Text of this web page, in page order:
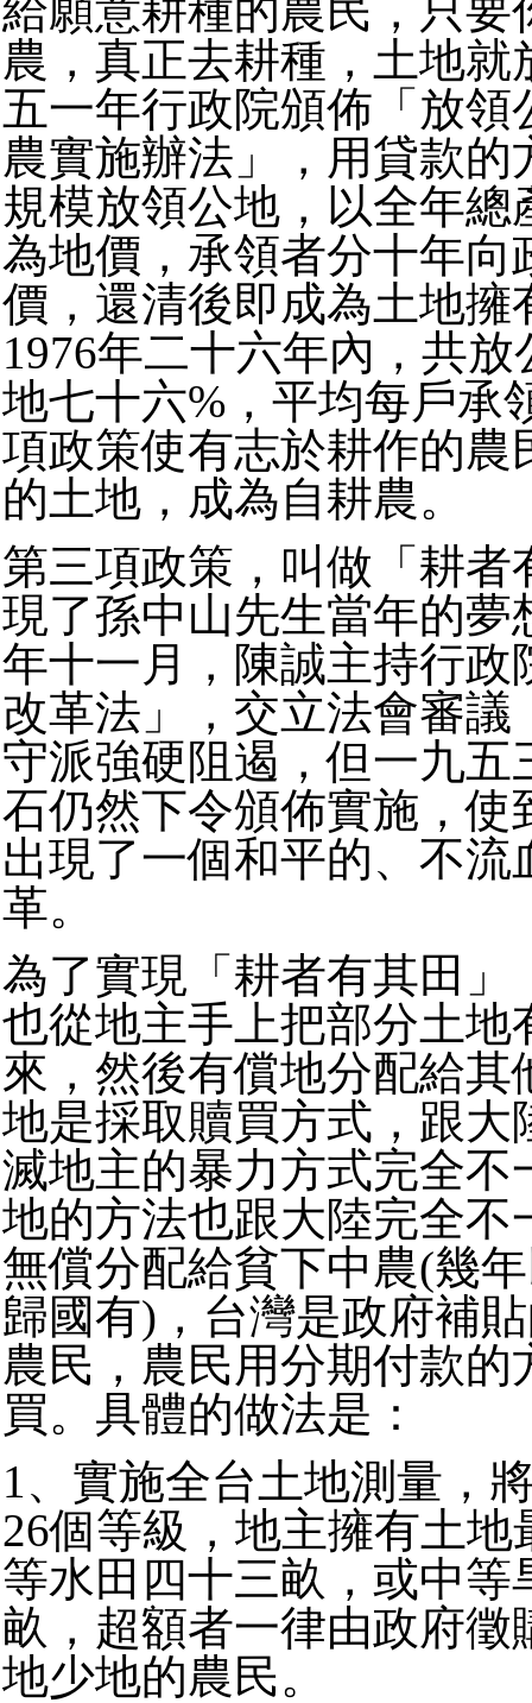
給願意耕種的農民，只要
農，真正去耕種，土地就
五一年行政院頒佈「放領
農實施辦法」，用貸款的
規模放領公地，以全年總
為地價，承領者分十年向
價，還清後即成為土地
1976年二十六年內，共
地七十六%，平均每戶承
項政策使有志於耕作的農
的土地，成為自耕農。
第三項政策，叫做「耕者
現了孫中山先生當年的夢
年十一月，陳誠主持行政
改革法」，交立法會審議
守派強硬阻遏，但一九五
石仍然下令頒佈實施，使
出現了一個和平的、不流
革。
為了實現「耕者有其田」
也從地主手上把部分土地
來，然後有償地分配給其
地是採取贖買方式，跟大
滅地主的暴力方式完全不
地的方法也跟大陸完全不
無償分配給貧下中農(幾
歸國有)，台灣是政府補
農民，農民用分期付款的
買。具體的做法是：
1、實施全台土地測量，
26個等級，地主擁有土地
等水田四十三畝，或中等
畝，超額者一律由政府徵
地少地的農民。